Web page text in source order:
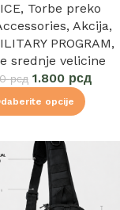
, Torbe preko
, Akcija,
PROGRAM,
srednje velicine
рсд 1.800 рсд
opcije